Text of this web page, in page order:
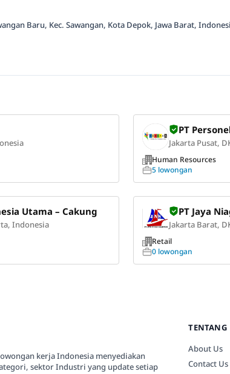
Baru, Kec. Sawangan, Kota Depok, Jawa Barat,
PT
Jakarta Pusat,
Human Resources
5 lowongan
Utama – Cakung
Indonesia
PT Jaya
Jakarta Barat,
Retail
0 lowongan
kerja Indonesia menyediakan
sektor Industri yang update setiap
TENTANG
About Us
Contact Us